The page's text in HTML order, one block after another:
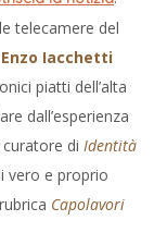
telecamere del
Enzo Iacchetti
piatti dell’alta
dall’esperienza
di Identità
vero e proprio
Capolavori